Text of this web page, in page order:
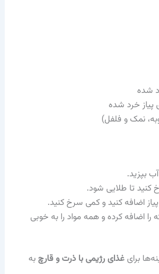
نمک و فلفل)
بپزید.
کنید تا طلایی شود.
اضافه کنید و کمی سرخ کنید.
را اضافه کرده و همه مواد را به خوبی
برایغذای رژیمی با ذرت و قارچبه